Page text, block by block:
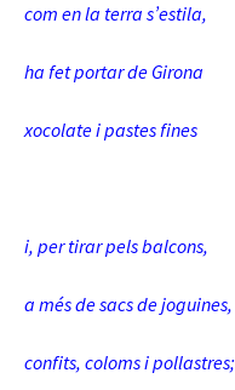
com en la terra s’estila,
ha fet portar de Girona
xocolate i pastes fines
i, per tirar pels balcons,
a més de sacs de joguines,
confits, coloms i pollastres;